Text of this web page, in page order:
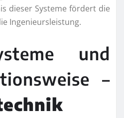
dieser Systeme fördert die
Ingenieursleistung.
und
–